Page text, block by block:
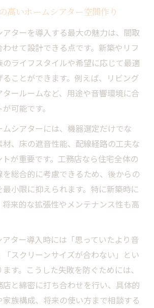
高いホームシアター空間作り
ターを導入する最大の魅力は、間取
せて設計できる点です。新築やリフ
のライフスタイルや希望に応じて最適
ことができます。例えば、リビング
ールームなど、用途や音響環境に合
可能です。
シアターには、機器選定だけでな
材、床の遮音性能、配線経路の工夫な
が重要です。工務店なら住宅全体の
総合的に考慮できるため、後からの
小限に抑えられます。特に新築時に
来的な拡張性やメンテナンス性も高
ター導入時には「思っていたより音
スクリーンサイズが合わない」とい
す。こうした失敗を防ぐためには、
と綿密に打ち合わせを行い、具体的
族構成、将来の使い方まで相談する